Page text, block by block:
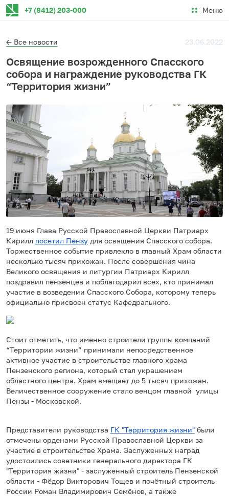
+7 (8412) 203-000 Меню
← Все новости 23.06.2022
Освящение возрожденного Спасского
собора и награждение руководства ГК
“Территория жизни”
19 июня Глава Русской Православной Церкви Патриарх
Кирилл посетил Пензу для освящения Спасского собора.
Торжественное событие привлекло в главный Храм области
несколько тысяч прихожан. После совершения чина
Великого освящения и литургии Патриарх Кирилл
поздравил пензенцев и поблагодарил всех, кто принимал
участие в возведении Спасского Собора, которому теперь
официально присвоен статус Кафедрального.
Стоит отметить, что именно строители группы компаний
“Территории жизни” принимали непосредственное
активное участие в строительстве главного храма
Пензенского региона, который стал украшением
областного центра. Храм вмещает до 5 тысяч прихожан.
Величественное сооружение стало венцом главной улицы
Пензы - Московской.
Представители руководства ГК "Территория жизни" были
отмечены орденами Русской Православной Церкви за
участие в строительстве Храма. Заслуженных наград
удостоились советники генерального директора ГК
"Территория жизни" - заслуженный строитель Пензенской
области - Фёдор Викторович Тощев и почётный строитель
России Роман Владимирович Семёнов, а также